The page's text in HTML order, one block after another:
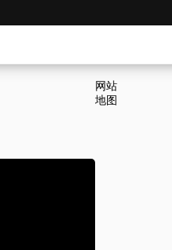
网站
地图